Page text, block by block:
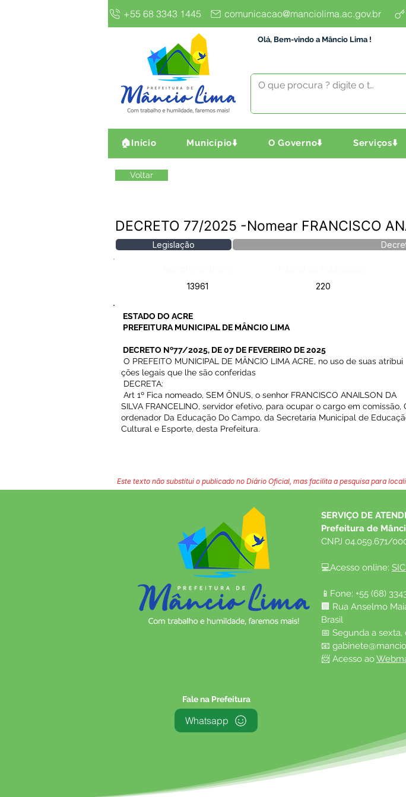
+55 68 3343 1445 comunicacao@manciolima.ac.gov.br
Olá, Bem-vindo a Mâncio Lima !
🏠Início Município⬇️ O Governo⬇️ Serviços⬇️
Voltar
DECRETO 77/2025 -Nomear FRANCISCO
Legislação
13961
220
ESTADO DO ACRE
PREFEITURA MUNICIPAL DE MÂNCIO LIMA
DECRETO Nº77/2025, DE 07 DE FEVEREIRO DE 2025
O PREFEITO MUNICIPAL DE MÂNCIO LIMA ACRE, no uso de suas atribui
ções legais que lhe são conferidas
DECRETA:
Art 1º Fica nomeado, SEM ÔNUS, o senhor FRANCISCO ANAILSON DA
SILVA FRANCELINO, servidor efetivo, para ocupar o cargo em comissão,
ordenador Da Educação Do Campo, da Secretaria Municipal de
Cultural e Esporte, desta Prefeitura.
Este texto não substitui o publicado no Diário Oficial, mas facilita a pesquisa para
SERVIÇO DE
Prefeitura de
CNPJ 04.059.671/
💻Acesso online: SIC
📱Fone: +55 (68)
🏢 Rua Anselmo
Brasil
📅 Segunda a
📧
📨 Acesso ao
Fale na Prefeitura
Whatsapp